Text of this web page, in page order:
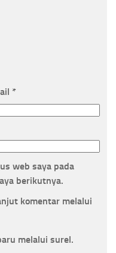
*
web saya pada
berikutnya.
komentar melalui
melalui surel.